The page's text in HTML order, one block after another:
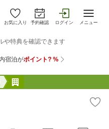
お気に入り 予約確認 ログイン メニュー